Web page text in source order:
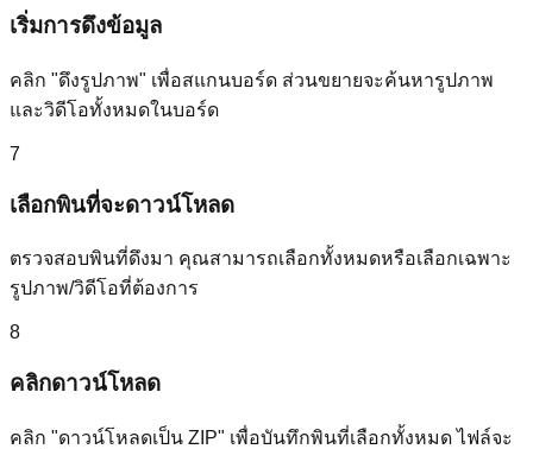
เริ่มการดึงข้อมูล
คลิก "ดึงรูปภาพ" เพื่อสแกนบอร์ด ส่วนขยายจะค้นหารูปภาพ
และวิดีโอทั้งหมดในบอร์ด
7
เลือกพินที่จะดาวน์โหลด
ตรวจสอบพินที่ดึงมา คุณสามารถเลือกทั้งหมดหรือเลือกเฉพาะ
รูปภาพ/วิดีโอที่ต้องการ
8
คลิกดาวน์โหลด
คลิก "ดาวน์โหลดเป็น ZIP" เพื่อบันทึกพินที่เลือกทั้งหมด ไฟล์จะ